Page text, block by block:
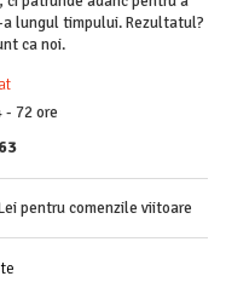
lungul timpului. Rezultatul?
ca noi.
- 72 ore
pentru comenzile viitoare